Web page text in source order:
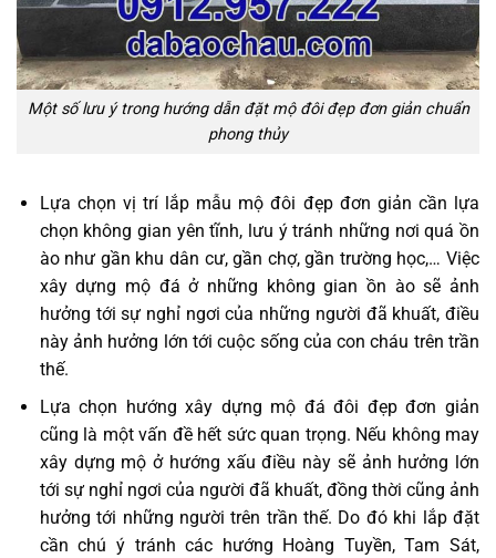
Một số lưu ý trong hướng dẫn đặt mộ đôi đẹp đơn giản chuẩn
phong thủy
Lựa chọn vị trí lắp mẫu mộ đôi đẹp đơn giản cần lựa
chọn không gian yên tĩnh, lưu ý tránh những nơi quá ồn
ào như gần khu dân cư, gần chợ, gần trường học,… Việc
xây dựng mộ đá ở những không gian ồn ào sẽ ảnh
hưởng tới sự nghỉ ngơi của những người đã khuất, điều
này ảnh hưởng lớn tới cuộc sống của con cháu trên trần
thế.
Lựa chọn hướng xây dựng mộ đá đôi đẹp đơn giản
cũng là một vấn đề hết sức quan trọng. Nếu không may
xây dựng mộ ở hướng xấu điều này sẽ ảnh hưởng lớn
tới sự nghỉ ngơi của người đã khuất, đồng thời cũng ảnh
hưởng tới những người trên trần thế. Do đó khi lắp đặt
cần chú ý tránh các hướng Hoàng Tuyền, Tam Sát,